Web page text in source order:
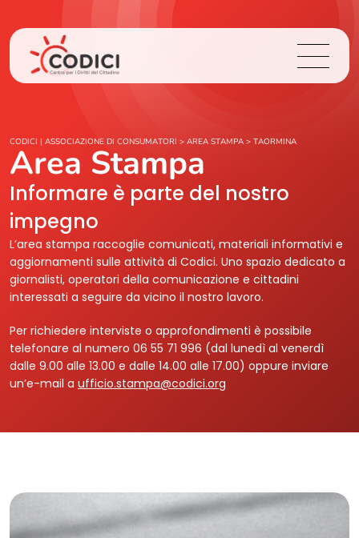
Chi Siamo
Cosa Facciamo
Area Stampa
Contatti
Login
CODICI | ASSOCIAZIONE DI CONSUMATORI > AREA STAMPA > TAORMINA
Area Stampa
Informare è parte del nostro
impegno
L’area stampa raccoglie comunicati, materiali informativi e
aggiornamenti sulle attività di Codici. Uno spazio dedicato a
giornalisti, operatori della comunicazione e cittadini
interessati a seguire da vicino il nostro lavoro.
Per richiedere interviste o approfondimenti è possibile
telefonare al numero 06 55 71 996 (dal lunedì al venerdì
dalle 9.00 alle 13.00 e dalle 14.00 alle 17.00) oppure inviare
un’e-mail a ufficio.stampa@codici.org